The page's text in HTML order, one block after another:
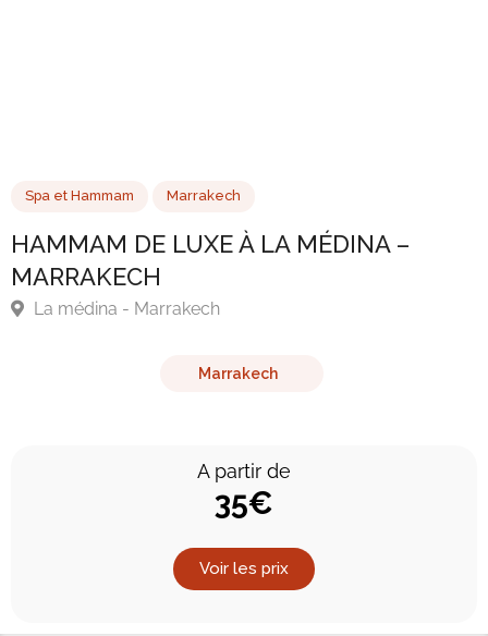
Spa et Hammam Marrakech
HAMMAM DE LUXE À LA MÉDINA –
La médina - MarrakechMarrakech
A partir de
35€
Voir les prix